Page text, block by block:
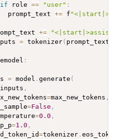
role == "user" :
prompt_text
+= f
+=
= tokenizer( prompt_text
:
= model . generate (
inputs ,
=max_new_tokens ,
=False ,
=0.0 ,
=1.0 ,
=tokenizer.